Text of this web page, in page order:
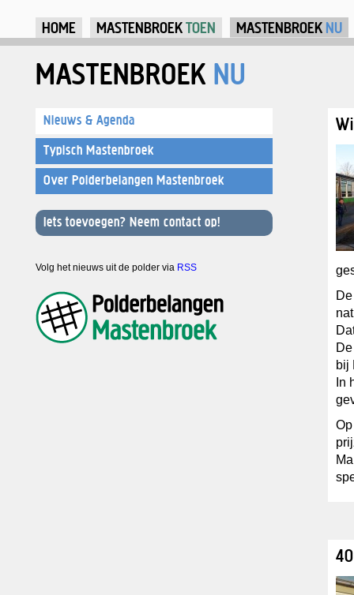
HOME MASTENBROEKTOEN MASTENBROEK NU
MASTENBROEK NU
bij
In
Nieuws & Agenda
Typisch Mastenbroek
Over Polderbelangen Mastenbroek
Iets toevoegen? Neem contact op!
Volg het nieuws uit de polder via RSS